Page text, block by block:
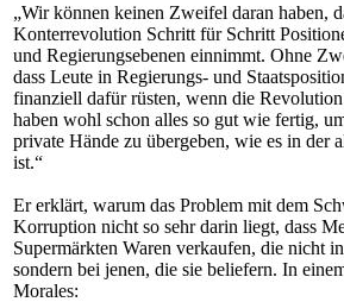
„Wir können keinen Zweifel daran haben,
Konterrevolution Schritt für Schritt
und Regierungsebenen einnimmt. Ohne
dass Leute in Regierungs- und
finanziell dafür rüsten, wenn die
haben wohl schon alles so gut wie fertig,
private Hände zu übergeben, wie es in der
ist.“
Er erklärt, warum das Problem mit dem
Korruption nicht so sehr darin liegt, dass
Supermärkten Waren verkaufen, die nicht
sondern bei jenen, die sie beliefern. In
Morales: